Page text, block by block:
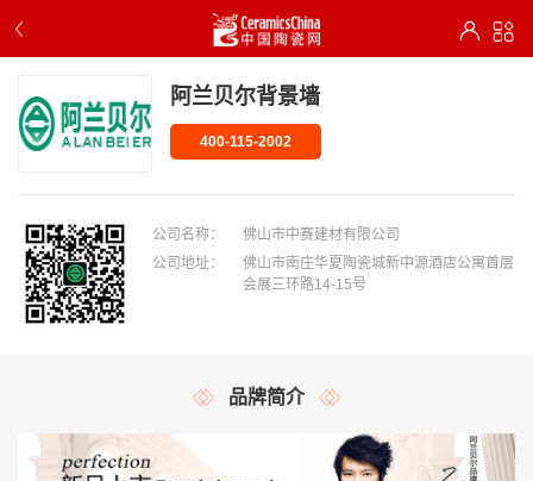
阿兰贝尔背景墙
400-115-2002
公司名称：
佛山市中赛建材有限公司
公司地址：
佛山市南庄华夏陶瓷城新中源酒店公寓首层
会展三环路14-15号
品牌简介